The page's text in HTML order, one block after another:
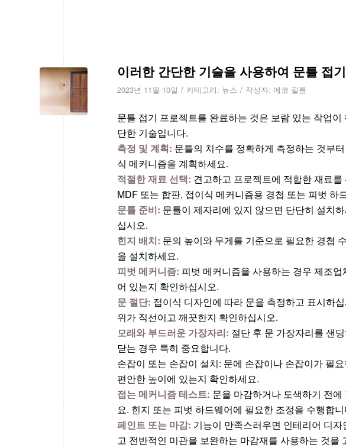
이러한 간단한 기술을 사용하여 문틀 접
2023년 11월 10일 / 카테고리: 뉴스 / 작성자: 에코 필름
문틀 접기 프로젝트를 완료하는 것은 보람 있는 작업
단한 기술입니다.
측정 및 계획: 문틀의 치수를 정확하게 측정하는 것부
식 메커니즘을 계획하세요.
적절한 재료 선택: 견고하고 프로젝트에 적합한 재료
MDF 또는 합판, 접이식 메커니즘용 경첩 또는 피벗 하
문틀 준비: 문틀이 제자리에 있지 않으면 단단히 설치
십시오.
힌지 배치: 문의 높이와 무게를 기준으로 필요한 경첩
을 설치하세요.
피벗 메커니즘: 피벗 메커니즘을 사용하는 경우 제조
어 있는지 확인하십시오.
문 절단: 접이식 디자인에 따라 문을 측정하고 표시하
위가 직선이고 깨끗한지 확인하십시오.
모래와 부드러운 가장자리: 절단 후 문 가장자리를 샌
닫는 경우 특히 중요합니다.
손잡이 또는 손잡이 설치: 문에 손잡이나 손잡이가 필
편안한 높이에 있는지 확인하세요.
접는 메커니즘 테스트: 문을 마감하거나 도색하기 전
요. 힌지 또는 피벗 하드웨어에 필요한 조정을 수행합니
페인트 또는 마감: 기능이 만족스러우면 인테리어 디
고 전반적인 미관을 보완하는 마감재를 사용하는 것을